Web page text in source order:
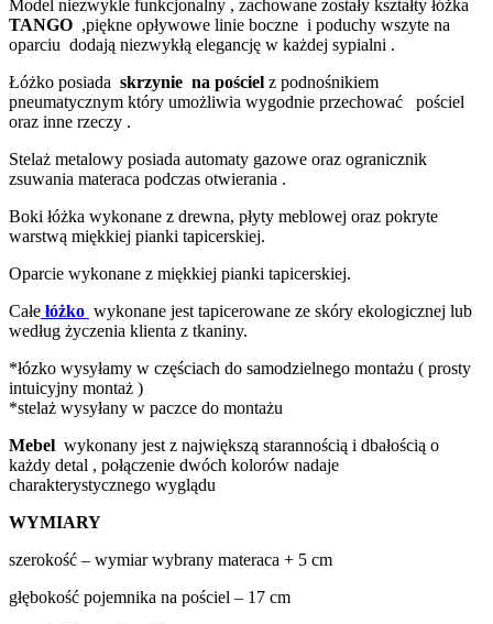
Model niezwykle funkcjonalny , zachowane zostały kształty łóżka
TANGO ,piękne opływowe linie boczne i poduchy wszyte na
oparciu dodają niezwykłą elegancję w każdej sypialni .
Łóżko posiada skrzynie na pościel z podnośnikiem
pneumatycznym który umożliwia wygodnie prze­cho­wać pościel
oraz inne rzeczy .
Stelaż metalowy posiada automaty gazowe oraz ogranicznik
zsuwania materaca podczas otwierania .
Boki łóżka wykonane z drewna, płyty meblowej oraz pokryte
warstwą miękkiej pianki tapicerskiej.
Oparcie wykonane z miękkiej pianki tapicerskiej.
Całe łóżko wykonane jest tapicerowane ze skóry ekologicznej lub
według życzenia klienta z tkaniny.
*łózko wysyłamy w częściach do samodzielnego montażu ( prosty
intuicyjny montaż )
*stelaż wysyłany w paczce do montażu
Mebel wykonany jest z największą starannością i dbałością o
każdy detal , połączenie dwóch kolorów nadaje
charakterystycznego wyglądu
WYMIARY
szerokość – wymiar wybrany materaca + 5 cm
głębokość pojemnika na pościel – 17 cm